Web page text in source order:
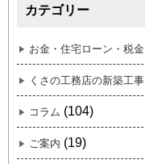
カテゴリー
お金・住宅ローン・税金
くさの工務店の新築工事
コラム (104)
ご案内 (19)